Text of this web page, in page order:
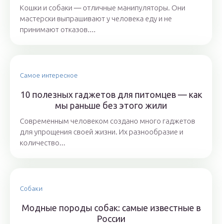
Кошки и собаки ― отличные манипуляторы. Они
мастерски выпрашивают у человека еду и не
принимают отказов....
Самое интересное
10 полезных гаджетов для питомцев — как
мы раньше без этого жили
Современным человеком создано много гаджетов
для упрощения своей жизни. Их разнообразие и
количество...
Собаки
Модные породы собак: самые известные в
России